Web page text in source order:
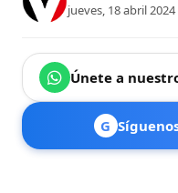
jueves, 18 abril 2024
Únete a
G